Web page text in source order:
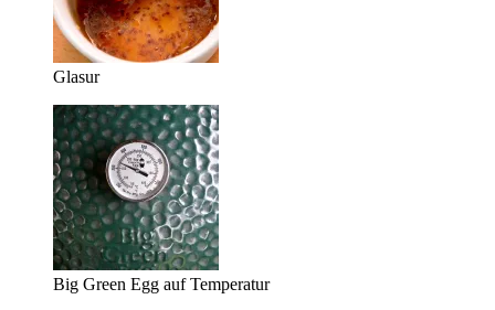
Glasur
Big Green Egg auf Temperatur